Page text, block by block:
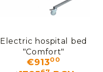
Electric hospital bed
"Comfort"
€91300